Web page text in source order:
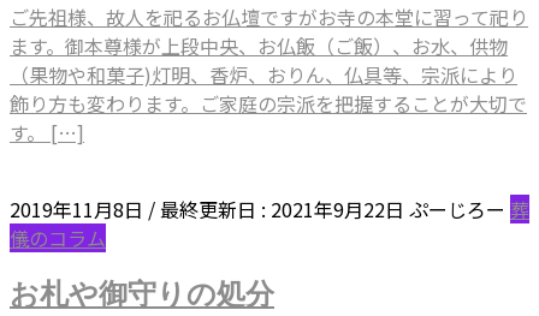
ご先祖様、故人を祀るお仏壇ですがお寺の本堂に習って祀り
ます。御本尊様が上段中央、お仏飯（ご飯）、お水、供物
（果物や和菓子)灯明、香炉、おりん、仏具等、宗派により
飾り方も変わります。ご家庭の宗派を把握することが大切で
す。 […]
2019年11月8日 / 最終更新日 : 2021年9月22日 ぷーじろー 葬
儀のコラム
お札や御守りの処分